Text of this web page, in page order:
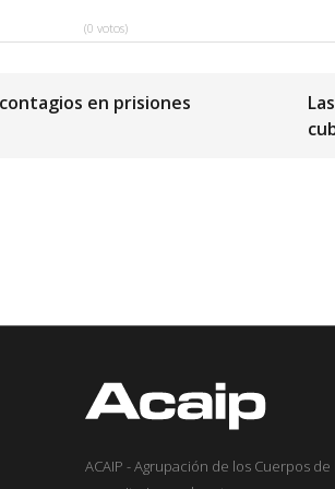
(0 votos)
en prisiones
ACAIP - Agrupación de los Cuerpos